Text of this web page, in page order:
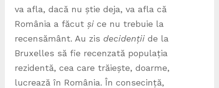
va afla, dacă nu știe deja, va afla că
România a făcut și ce nu trebuie la
recensământ. Au zis decidenții de la
Bruxelles să fie recenzată populația
rezidentă, cea care trăiește, doarme,
lucrează în România. În consecință,